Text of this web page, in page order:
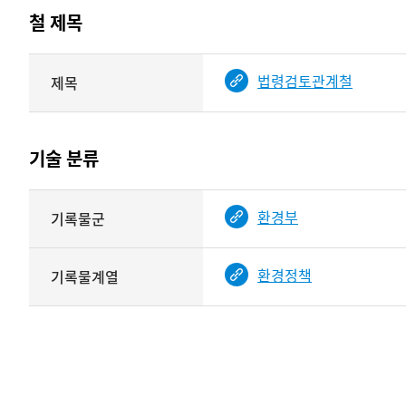
테이블
기여자
제공됨
<
철 제목
기록물
건의
제목를
보여주는
표
제목 법령검토관계철
기술 분류
분류
정보를
보여주는
표
기록물군 환경부
기록물계열 환경정책